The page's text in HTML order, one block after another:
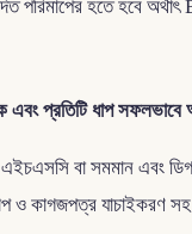
পরিমাপের হতে হবে
এবং প্রতিটি ধাপ
বা সমমান এবং
মাপ ও কাগজপত্র